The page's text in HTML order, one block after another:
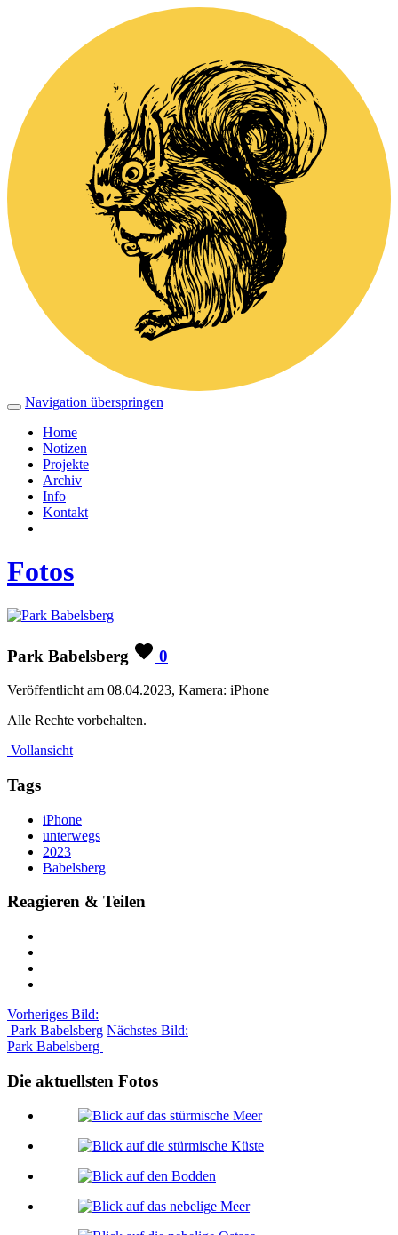
Navigation überspringen
Home
Notizen
Projekte
Archiv
Info
Kontakt
Fotos
Park Babelsberg 0
Veröffentlicht am 08.04.2023, Kamera: iPhone
Alle Rechte vorbehalten.
Vollansicht
Tags
iPhone
unterwegs
2023
Babelsberg
Reagieren & Teilen
Vorheriges Bild:
Park Babelsberg Nächstes Bild:
Park Babelsberg
Die aktuellsten Fotos